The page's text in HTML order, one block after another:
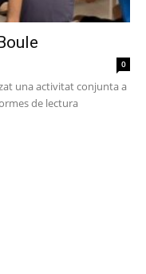
0
una activitat conjunta a
de lectura